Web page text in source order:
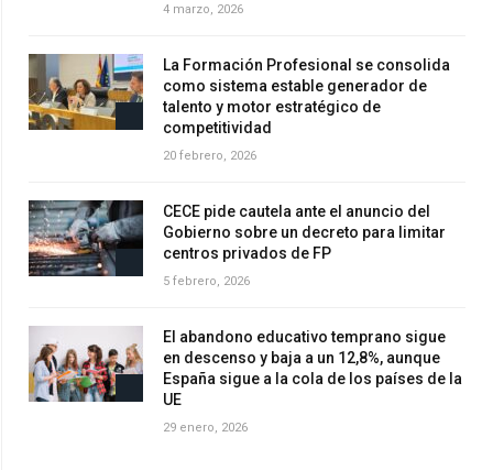
4 marzo, 2026
La Formación Profesional se consolida
como sistema estable generador de
talento y motor estratégico de
competitividad
20 febrero, 2026
CECE pide cautela ante el anuncio del
Gobierno sobre un decreto para limitar
centros privados de FP
5 febrero, 2026
El abandono educativo temprano sigue
en descenso y baja a un 12,8%, aunque
España sigue a la cola de los países de la
UE
29 enero, 2026